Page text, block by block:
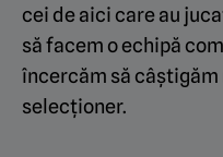
cei de aici care au
să facem o echipă
încercăm să câștigăm
selecționer.